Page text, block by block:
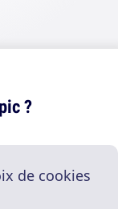
?
de cookies